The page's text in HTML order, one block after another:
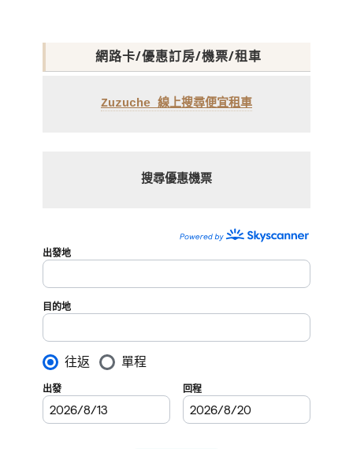
網路卡/優惠訂房/機票/租車
Zuzuche 線上搜尋便宜租車
搜尋優惠機票